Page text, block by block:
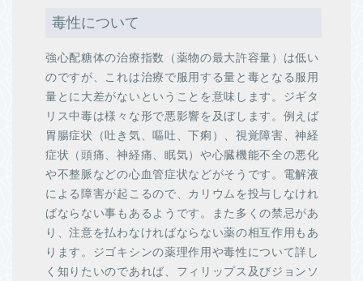
毒性について
強心配糖体の治療指数（薬物の最大許容量）は低い
のですが、これは治療で服用する量と毒となる服用
量とに大差がないということを意味します。ジギタ
リス中毒は様々な形で悪影響を及ぼします。例えば
胃腸症状（吐き気、嘔吐、下痢）、視覚障害、神経
症状（頭痛、神経痛、眠気）や心臓機能不全の悪化
や不整脈などの心血管症状などがそうです。電解液
による障害が起こるので、カリウムを投与しなけれ
ばならない事もあるようです。また多くの禁忌があ
り、注意を払わなければならない薬の相互作用もあ
ります。ジゴキシンの薬理作用や毒性について詳し
く知りたいのであれば、フィリップス及びジョンソ